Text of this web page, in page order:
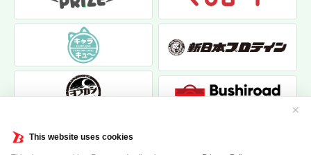
This website uses cookies
✕